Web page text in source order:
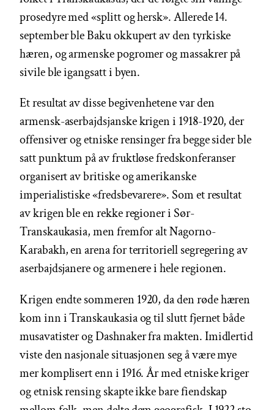
prosedyre med «splitt og hersk». Allerede 14.
september ble Baku okkupert av den tyrkiske
hæren, og armenske pogromer og massakrer på
sivile ble igangsatt i byen.
Et resultat av disse begivenhetene var den
armensk-aserbajdsjanske krigen i 1918-1920, der
offensiver og etniske rensinger fra begge sider ble
satt punktum på av fruktløse fredskonferanser
organisert av britiske og amerikanske
imperialistiske «fredsbevarere». Som et resultat
av krigen ble en rekke regioner i Sør-
Transkaukasia, men fremfor alt Nagorno-
Karabakh, en arena for territoriell segregering av
aserbajdsjanere og armenere i hele regionen.
Krigen endte sommeren 1920, da den røde hæren
kom inn i Transkaukasia og til slutt fjernet både
musavatister og Dashnaker fra makten. Imidlertid
viste den nasjonale situasjonen seg å være mye
mer komplisert enn i 1916. År med etniske kriger
og etnisk rensing skapte ikke bare fiendskap